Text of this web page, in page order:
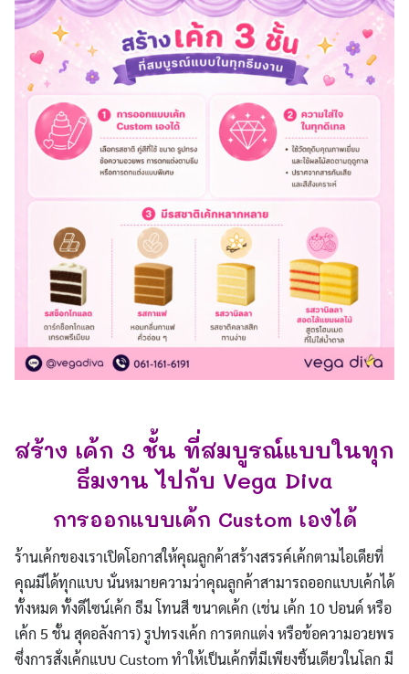
สร้าง เค้ก 3 ชั้น ที่สมบูรณ์แบบในทุก
ธีมงาน ไปกับ Vega Diva
การออกแบบเค้ก Custom เองได้
ร้านเค้กของเราเปิดโอกาสให้คุณลูกค้าสร้างสรรค์เค้กตามไอเดียที่
คุณมีได้ทุกแบบ นั่นหมายความว่าคุณลูกค้าสามารถออกแบบเค้กได้
ทั้งหมด ทั้งดีไซน์เค้ก ธีม โทนสี ขนาดเค้ก (เช่น เค้ก 10 ปอนด์ หรือ
เค้ก 5 ชั้น สุดอลังการ) รูปทรงเค้ก การตกแต่ง หรือข้อความอวยพร
ซึ่งการสั่งเค้กแบบ Custom ทำให้เป็นเค้กที่มีเพียงชิ้นเดียวในโลก มี